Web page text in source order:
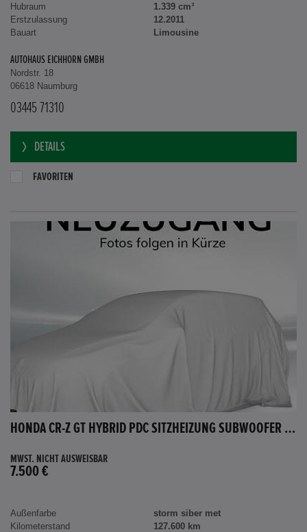
Hubraum
1.339 cm³
Erstzulassung
12.2011
Bauart
Limousine
AUTOHAUS EICHHORN GMBH
Nordstr. 18
06618 Naumburg
03445 71310
DETAILS
FAVORITEN
HONDA CR-Z GT HYBRID PDC SITZHEIZUNG SUBWOOFER BLUETOOTH
MWST. NICHT AUSWEISBAR
7.500 €
Außenfarbe
storm siber met
Kilometerstand
127.600 km